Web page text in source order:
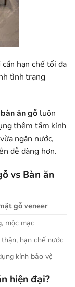
cần hạn chế tối đa
tình trạng
bàn ăn gỗluôn
thêm tấm kính
ngăn nước,
dễ dàng hơn.
vs Bàn ăn
gỗ veneer
mộc mạc
hạn chế nước
kính bảo vệ
hiện đại?